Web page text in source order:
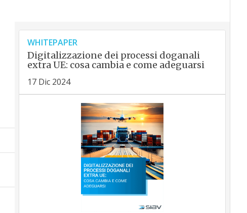
WHITEPAPER
Digitalizzazione dei processi doganali
extra UE: cosa cambia e come adeguarsi
17 Dic 2024